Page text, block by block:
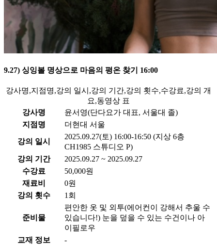
9.27) 싱잉볼 명상으로 마음의 평온 찾기 16:00
강사명,지점명,강의 일시,강의 기간,강의 횟수,수강료,강의 개
요,동영상 표
강사명
윤서영(단다요가 대표, 서울대 졸)
지점명
더현대 서울
강의 일시
2025.09.27(토) 16:00-16:50 (지상 6층
CH1985 스튜디오 P)
강의 기간
2025.09.27 ~ 2025.09.27
수강료
50,000원
재료비
0원
강의 횟수
1회
준비물
편안한 옷 및 외투(에어컨이 강해서 추울 수
있습니다!) 눈을 덮을 수 있는 수건이나 아
이필로우
교재 정보
-